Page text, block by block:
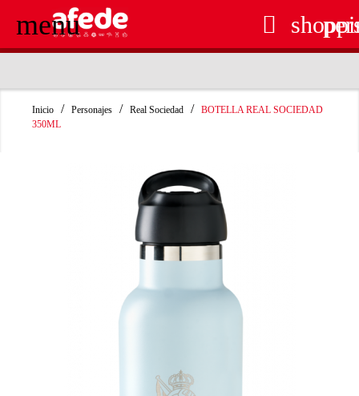
menu 
Inicio Personajes Real Sociedad
BOTELLA REAL SOCIEDAD
350ML